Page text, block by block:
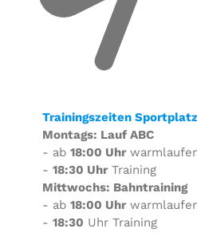
Trainingszeiten
Montags: Lauf ABC
- ab 18:00 Uhr
- 18:30 UhrTraining
Mittwochs: Bahntraining
- ab 18:00 Uhr
- 18:30 Uhr Training